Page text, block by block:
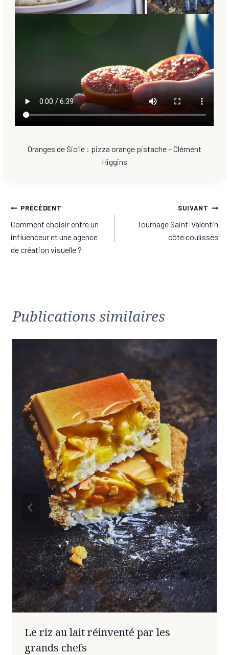
Oranges de Sicile : pizza orange pistache – Clément
Higgins
Navigation
de
l’article
PRÉCÉDENT
Comment choisir entre un
influenceur et une agence
de création visuelle ?
SUIVANT
Tournage Saint-Valentin
côté coulisses
Publications similaires
Le riz au lait réinventé par les
grands chefs